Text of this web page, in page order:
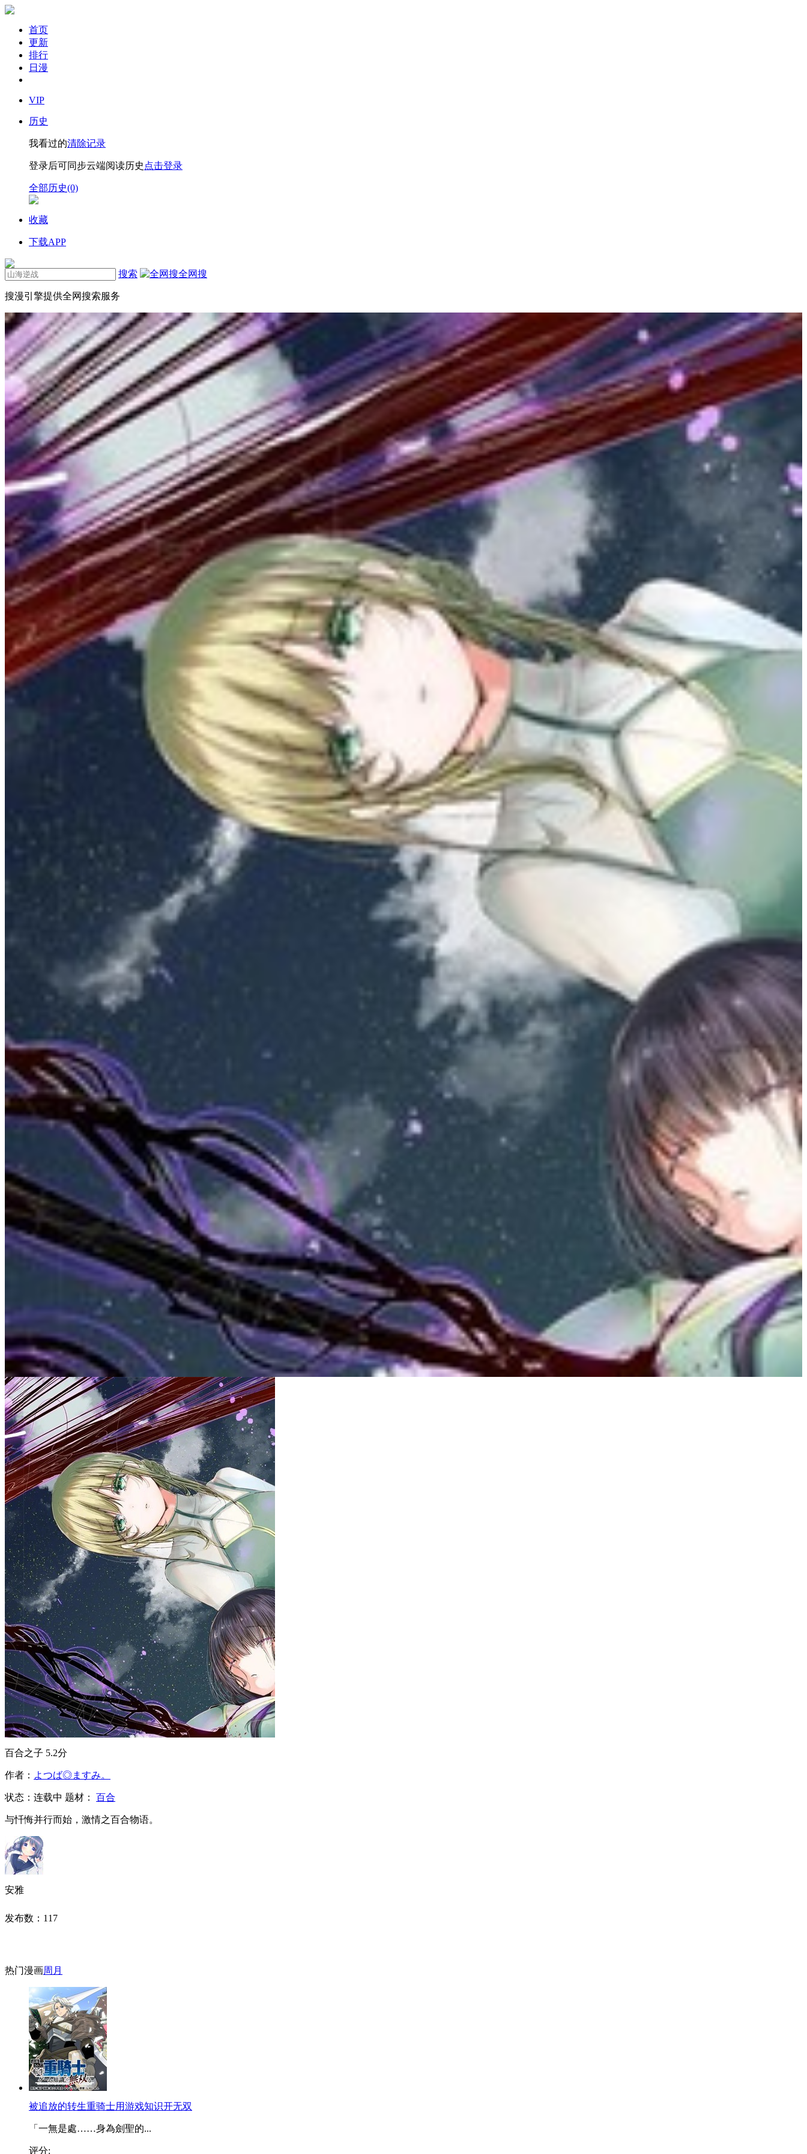
首页
更新
排行
日漫
VIP
历史
我看过的清除记录
登录后可同步云端阅读历史 点击登录
全部历史(0)
收藏
下载APP
搜索 全网搜
搜漫引擎提供全网搜索服务
百合之子 5.2分
作者： よつば◎ますみ。
状态： 连载中 题材： 百合
与忏悔并行而始，激情之百合物语。
安雅
发布数： 117
热门漫画周 月
被追放的转生重骑士用游戏知识开无双
「一無是處……身為劍聖的...
评分: